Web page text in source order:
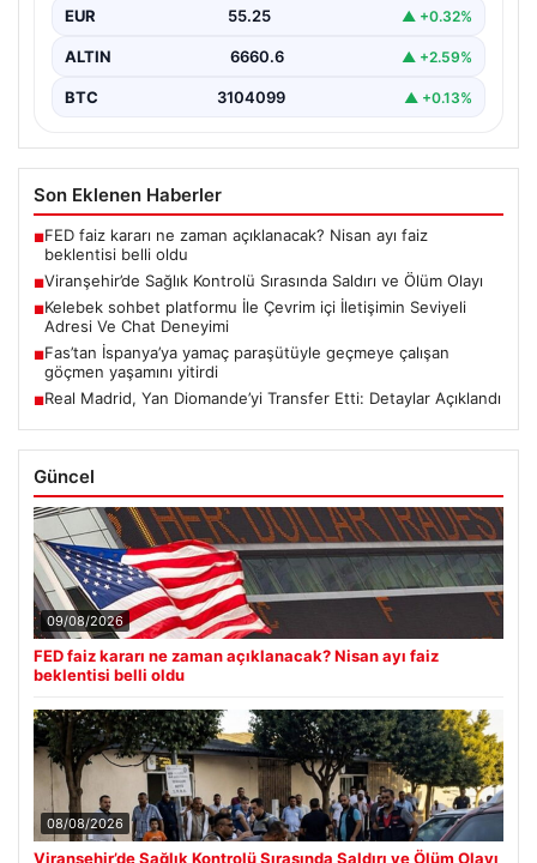
EUR 55.25 ▲ +0.32%
ALTIN 6660.6 ▲ +2.59%
BTC 3104099 ▲ +0.13%
Son Eklenen Haberler
■FED faiz kararı ne zaman açıklanacak? Nisan ayı faiz
beklentisi belli oldu
■Viranşehir’de Sağlık Kontrolü Sırasında Saldırı ve Ölüm Olayı
■Kelebek sohbet platformu İle Çevrim içi İletişimin Seviyeli
Adresi Ve Chat Deneyimi
■Fas’tan İspanya’ya yamaç paraşütüyle geçmeye çalışan
göçmen yaşamını yitirdi
■Real Madrid, Yan Diomande’yi Transfer Etti: Detaylar Açıklandı
Güncel
09/08/2026
FED faiz kararı ne zaman açıklanacak? Nisan ayı faiz
beklentisi belli oldu
08/08/2026
Viranşehir’de Sağlık Kontrolü Sırasında Saldırı ve Ölüm Olayı